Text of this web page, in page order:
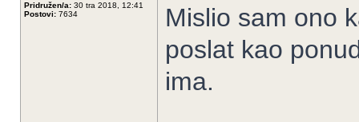
Pridružen/a: 30 tra 2018, 12:41
Postovi: 7634
Mislio sam ono
poslat kao
ima.